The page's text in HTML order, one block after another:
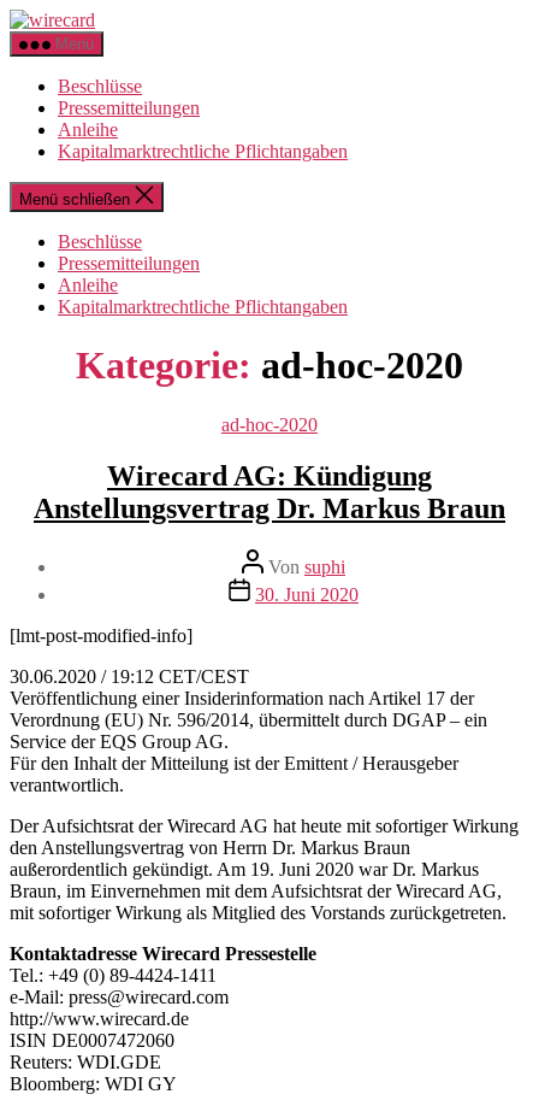
Zum
Inhalt
springen
Menü
Beschlüsse
Pressemitteilungen
Anleihe
Kapitalmarktrechtliche Pflichtangaben
Menü schließen
Beschlüsse
Pressemitteilungen
Anleihe
Kapitalmarktrechtliche Pflichtangaben
Kategorie: ad-hoc-2020
Kategorien
ad-hoc-2020
Wirecard AG: Kündigung
Anstellungsvertrag Dr. Markus Braun
Beitragsautor
Von suphi
Veröffentlichungsdatum
30. Juni 2020
[lmt-post-modified-info]
30.06.2020 / 19:12 CET/CEST
Veröffentlichung einer Insiderinformation nach Artikel 17 der
Verordnung (EU) Nr. 596/2014, übermittelt durch DGAP – ein
Service der EQS Group AG.
Für den Inhalt der Mitteilung ist der Emittent / Herausgeber
verantwortlich.
Der Aufsichtsrat der Wirecard AG hat heute mit sofortiger Wirkung
den Anstellungsvertrag von Herrn Dr. Markus Braun
außerordentlich gekündigt. Am 19. Juni 2020 war Dr. Markus
Braun, im Einvernehmen mit dem Aufsichtsrat der Wirecard AG,
mit sofortiger Wirkung als Mitglied des Vorstands zurückgetreten.
Kontaktadresse Wirecard Pressestelle
Tel.: +49 (0) 89-4424-1411
e-Mail: press@wirecard.com
http://www.wirecard.de
ISIN DE0007472060
Reuters: WDI.GDE
Bloomberg: WDI GY